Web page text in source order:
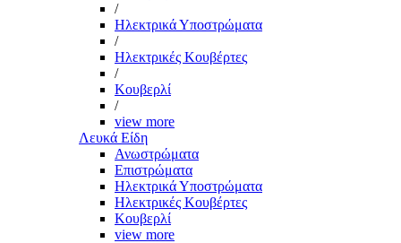
/
Ηλεκτρικά Υποστρώματα
/
Ηλεκτρικές Κουβέρτες
/
Κουβερλί
/
view more
Λευκά Είδη
Ανωστρώματα
Επιστρώματα
Ηλεκτρικά Υποστρώματα
Ηλεκτρικές Κουβέρτες
Κουβερλί
view more